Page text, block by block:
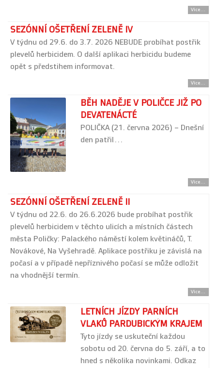
Více...
SEZÓNNÍ OŠETŘENÍ ZELENĚ IV
V týdnu od 29.6. do 3.7. 2026 NEBUDE probíhat postřik
plevelů herbicidem. O další aplikaci herbicidu budeme
opět s předstihem informovat.
Více...
BĚH NADĚJE V POLIČCE JIŽ PO
DEVATENÁCTÉ
POLIČKA (21. června 2026) – Dnešní
den patřil…
Více...
SEZÓNNÍ OŠETŘENÍ ZELENĚ II
V týdnu od 22.6. do 26.6.2026 bude probíhat postřik
plevelů herbicidem v těchto ulicích a místních částech
města Poličky: Palackého náměstí kolem květináčů, T.
Novákové, Na Vyšehradě. Aplikace postřiku je závislá na
počasí a v případě nepříznivého počasí se může odložit
na vhodnější termín.
Více...
LETNÍCH JÍZDY PARNÍCH
VLAKŮ PARDUBICKÝM KRAJEM
Tyto jízdy se uskuteční každou
sobotu od 20. června do 5. září, a to
hned s několika novinkami. Odkaz